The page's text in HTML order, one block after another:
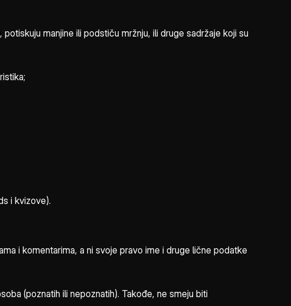
manjine ili podstiču mržnju, ili druge sadržaje koji su
i kvizove).
i komentarima, a ni svoje pravo ime i druge lične podatke
(poznatih ili nepoznatih). Takođe, ne smeju biti